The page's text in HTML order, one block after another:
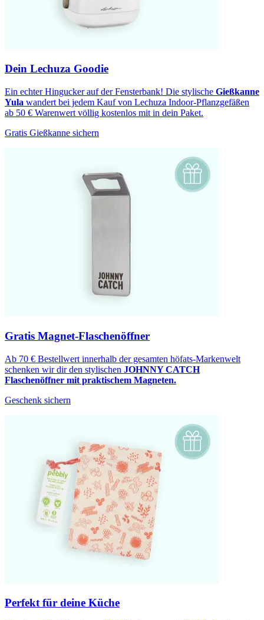
Dein Lechuza Goodie
Ein echter Hingucker auf der Fensterbank! Die stylische Gießkanne
Yula wandert bei jedem Kauf von Lechuza Indoor-Pflanzgefäßen
ab 50 € Warenwert völlig kostenlos mit in dein Paket.
Gratis Gießkanne sichern
Gratis Magnet-Flaschenöffner
Ab 70 € Bestellwert innerhalb der gesamten höfats-Markenwelt
schenken wir dir den stylischen JOHNNY CATCH
Flaschenöffner mit praktischem Magneten.
Geschenk sichern
Perfekt für deine Küche